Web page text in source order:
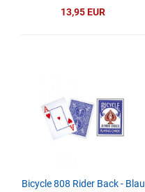
13,95 EUR
Bicycle 808 Rider Back - Blau